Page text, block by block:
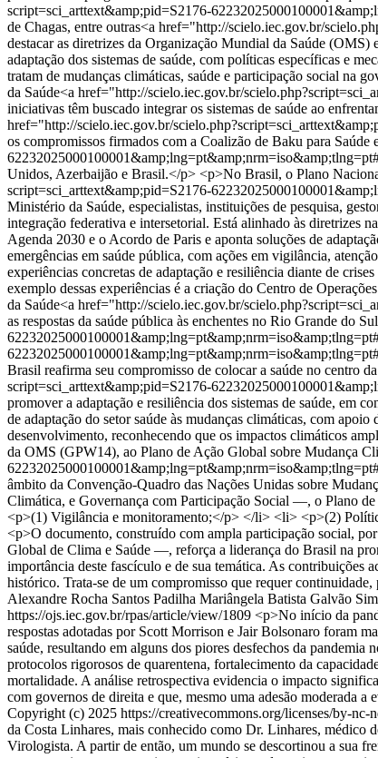
script=sci_arttext&amp;pid=S2176-
de Chagas, entre outras<a href="http://scielo.iec.gov.br/
destacar as diretrizes da Organização Mundial da Saúde (OMS)
adaptação dos sistemas de saúde, com políticas específicas e
tratam de mudanças climáticas, saúde e participação social na
da Saúde<a href="http://scielo.iec.gov.br/
iniciativas têm buscado integrar os sistemas de saúde ao
href="http://scielo.iec.gov.br/
os compromissos firmados com a Coalizão de Baku para
Unidos, Azerbaijão e Brasil.</p> <p>No Brasil, o Plano
script=sci_arttext&amp;pid=S2176-
Ministério da Saúde, especialistas, instituições de pesquisa,
integração federativa e intersetorial. Está alinhado às diretrizes
Agenda 2030 e o Acordo de Paris e aponta soluções de
emergências em saúde pública, com ações em vigilância,
experiências concretas de adaptação e resiliência diante de
exemplo dessas experiências é a criação do Centro de
da Saúde<a href="http://scielo.iec.gov.br/
as respostas da saúde pública às enchentes no Rio Grande do
Brasil reafirma seu compromisso de colocar a saúde no centro
script=sci_arttext&amp;pid=S2176-
promover a adaptação e resiliência dos sistemas de saúde, em
de adaptação do setor saúde às mudanças climáticas, com
desenvolvimento, reconhecendo que os impactos climáticos
da OMS (GPW14), ao Plano de Ação Global sobre Mudança
âmbito da Convenção-Quadro das Nações Unidas sobre
Climática, e Governança com Participação Social —, o Plano
<p>(1) Vigilância e monitoramento;</p> </li> <li> <p>(2)
<p>O documento, construído com ampla participação social,
Global de Clima e Saúde —, reforça a liderança do Brasil na
importância deste fascículo e de sua temática. As contribuições
histórico. Trata-se de um compromisso que requer
Alexandre Rocha Santos Padilha Mariângela Batista Galvão
https://ojs.iec.gov.br/rpas/article/view/1809 <p>No início da
respostas adotadas por Scott Morrison e Jair Bolsonaro foram
saúde, resultando em alguns dos piores desfechos da
protocolos rigorosos de quarentena, fortalecimento da
mortalidade. A análise retrospectiva evidencia o impacto
com governos de direita e que, mesmo uma adesão moderada
Copyright (c) 2025 https://creativecommons.org/licenses/by-nc-
da Costa Linhares, mais conhecido como Dr. Linhares, médico
Virologista. A partir de então, um mundo se descortinou a sua